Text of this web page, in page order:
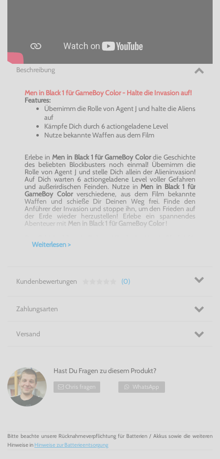
Beschreibung
Men in Black 1 für GameBoy Color - Halte die Invasion auf!
Features:
Übernimm die Rolle von Agent J und halte die Aliens
auf
Kämpfe Dich durch 6 actiongeladene Level
Nutze bekannte Waffen aus dem Film
Erlebe in Men in Black 1 für GameBoy Colordie Geschichte
des beliebten Blockbusters noch einmal! Übernimm die
Rolle von Agent J und stelle Dich allein der Alieninvasion!
Auf Dich warten 6 actiongeladene Level voller Gefahren
und außerirdischen Feinden. Nutze inMen in Black 1 für
GameBoy Colorverschiedene, aus dem Film bekannte
Waffen und schieße Dir Deinen Weg frei. Finde den
Anführer der Invasion und stoppe ihn, um den Frieden auf
der Erde wieder herzustellen! Erlebe ein spannendes
Abenteuer mit Men in Black 1 für GameBoy Color!
GameBoy Color
Weiterlesen >
Kundenbewertungen (0)
Zahlungsarten
Versand
Hast Du Fragen zu diesem Produkt?
Chris fragen WhatsApp
Bitte beachte unsere Rücknahmeverpflichtung für Batterien / Akkus sowie die weiteren
Hinweise in Hinweise zur Batterieentsorgung